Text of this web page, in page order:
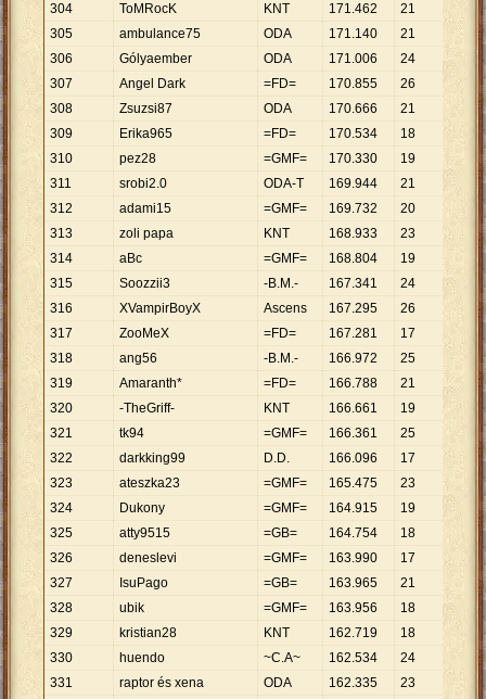
304
ToMRocK KNT 171.462 21
165
305
ambulance75 ODA 171.140 21 . 150
306
Gólyaember ODA 171.006 24
307
Angel Dark =FD= 170.855 26 6
571
308
Zsuzsi87 ODA 170.666 21
127
309
Erika965 =FD= 170.534 18 9.
474
310
pez28 =GMF= 170.330 19 8
965
311
srobi2.0 ODA-T 169.944 21
093
312
adami15 =GMF= 169.732 20 .
487
313
zoli papa KNT 168.933 23
345
314
aBc =GMF= 168.804 19
884
315
Soozzii3 -B.M.- 167.341 24
973
316
XVampirBoyX Ascens 167.295 26 . 434
317
ZooMeX =FD= 167.281 17
318
ang56 -B.M.- 166.972 25
679
319
Amaranth* =FD= 166.788 21
942
320
-TheGriff- KNT 166.661 19 8
772
321
tk94 =GMF= 166.361 25
654
322
darkking99 D.D. 166.096 17 9.
770
323
ateszka23 =GMF= 165.475 23 7
195
324
Dukony =GMF= 164.915 19
680
325
atty9515 =GB= 164.754 18 . 153
326
deneslevi =GMF= 163.990 17
327
IsuPago =GB= 163.965 21
808
328
ubik =GMF= 163.956 18
109
329
kristian28 KNT 162.719 18
040
330
huendo ~C.A~ 162.534 24
772
331
raptor és xena ODA 162.335 23